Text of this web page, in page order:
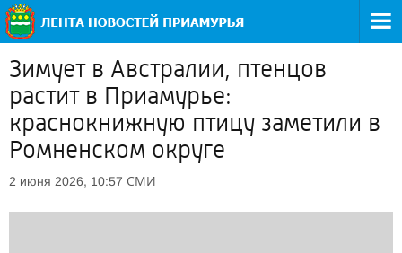
Зимует в Австралии, птенцов
растит в Приамурье:
краснокнижную птицу заметили в
Ромненском округе
2 июня 2026, 10:57 СМИ